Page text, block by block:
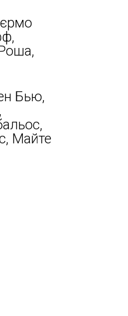
Бью,
Майте